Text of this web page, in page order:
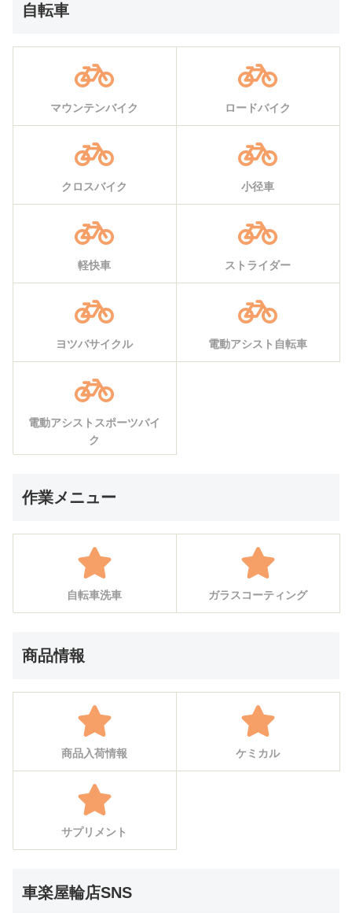
自転車
マウンテンバイク ロードバイク
クロスバイク 小径車
軽快車 ストライダー
ヨツバサイクル 電動アシスト自転車
電動アシストスポーツバイ
ク
作業メニュー
自転車洗車 ガラスコーティング
商品情報
商品入荷情報 ケミカル
サプリメント
車楽屋輪店SNS